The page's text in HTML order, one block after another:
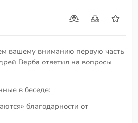
вашему вниманию первую часть
Верба ответил на вопросы
в беседе:
благодарности от